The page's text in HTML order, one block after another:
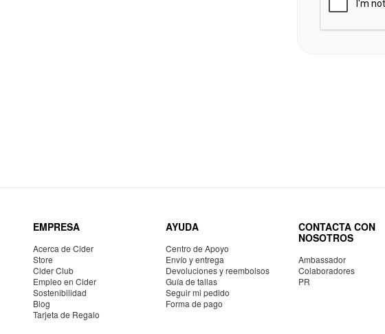
EMPRESA
Acerca de Cider
Store
Cider Club
Empleo en Cider
Sostenibilidad
Blog
Tarjeta de Regalo
AYUDA
Centro de Apoyo
Envío y entrega
Devoluciones y reembolsos
Guía de tallas
Seguir mi pedido
Forma de pago
CONTACTA CON
NOSOTROS
Ambassador
Colaboradores
PR